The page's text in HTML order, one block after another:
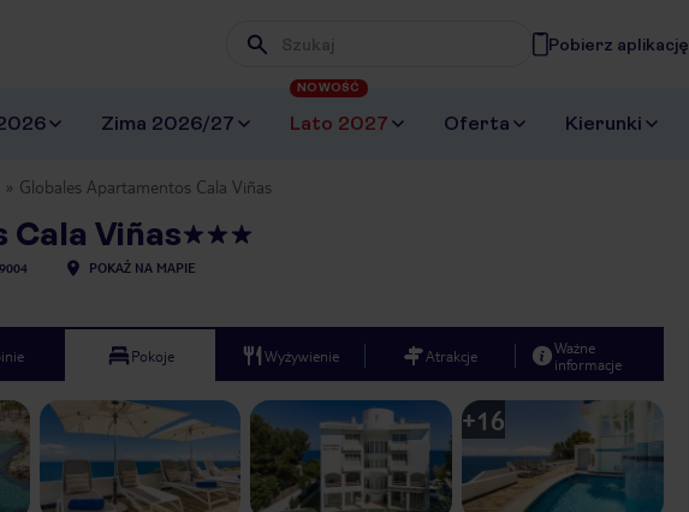
Wpisz frazę, której szukasz
Pobierz aplikację
Zima 2026/27 Lato 2027
NOWOŚĆ
Oferta Kierunki
Globales Apartamentos Cala Viñas
Viñas
POKAŻ NA MAPIE
Pokoje Wyżywienie Atrakcje
Ważne
informacje
Next slide
1/22
+16